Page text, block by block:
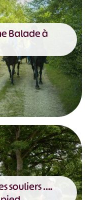
Balade à
souliers ….